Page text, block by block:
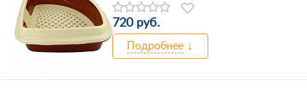
720 руб.
Подробнее